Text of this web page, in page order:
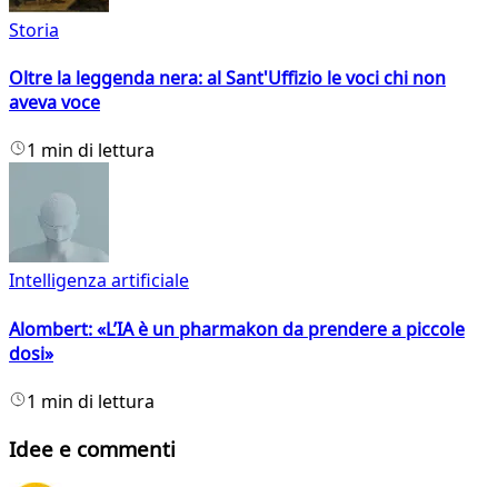
Storia
Oltre la leggenda nera: al Sant'Uffizio le voci chi non
aveva voce
1 min di lettura
Intelligenza artificiale
Alombert: «L’IA è un pharmakon da prendere a piccole
dosi»
1 min di lettura
Idee e commenti